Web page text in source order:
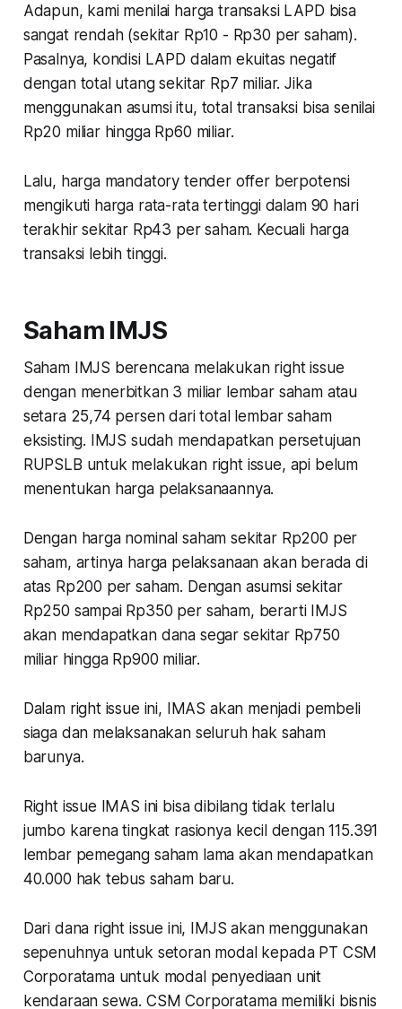
Adapun, kami menilai harga transaksi LAPD bisa
sangat rendah (sekitar Rp10 - Rp30 per saham).
Pasalnya, kondisi LAPD dalam ekuitas negatif
dengan total utang sekitar Rp7 miliar. Jika
menggunakan asumsi itu, total transaksi bisa senilai
Rp20 miliar hingga Rp60 miliar.
Lalu, harga mandatory tender offer berpotensi
mengikuti harga rata-rata tertinggi dalam 90 hari
terakhir sekitar Rp43 per saham. Kecuali harga
transaksi lebih tinggi.
Saham IMJS
Saham IMJS berencana melakukan right issue
dengan menerbitkan 3 miliar lembar saham atau
setara 25,74 persen dari total lembar saham
eksisting. IMJS sudah mendapatkan persetujuan
RUPSLB untuk melakukan right issue, api belum
menentukan harga pelaksanaannya.
Dengan harga nominal saham sekitar Rp200 per
saham, artinya harga pelaksanaan akan berada di
atas Rp200 per saham. Dengan asumsi sekitar
Rp250 sampai Rp350 per saham, berarti IMJS
akan mendapatkan dana segar sekitar Rp750
miliar hingga Rp900 miliar.
Dalam right issue ini, IMAS akan menjadi pembeli
siaga dan melaksanakan seluruh hak saham
barunya.
Right issue IMAS ini bisa dibilang tidak terlalu
jumbo karena tingkat rasionya kecil dengan 115.391
lembar pemegang saham lama akan mendapatkan
40.000 hak tebus saham baru.
Dari dana right issue ini, IMJS akan menggunakan
sepenuhnya untuk setoran modal kepada PT CSM
Corporatama untuk modal penyediaan unit
kendaraan sewa. CSM Corporatama memiliki bisnis